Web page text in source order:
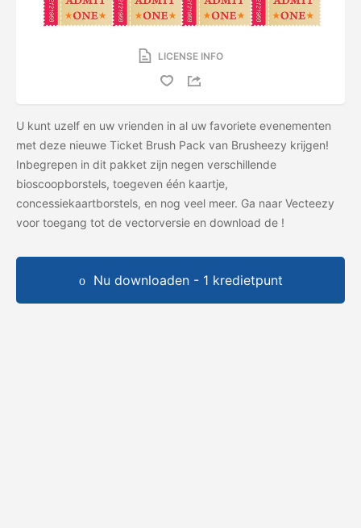
LICENSE INFO
U kunt uzelf en uw vrienden in al uw favoriete evenementen
met deze nieuwe Ticket Brush Pack van Brusheezy krijgen!
Inbegrepen in dit pakket zijn negen verschillende
bioscoopborstels, toegeven één kaartje,
concessiekaartborstels, en nog veel meer. Ga naar Vecteezy
voor toegang tot de vectorversie en download de !
Nu downloaden - 1 kredietpunt